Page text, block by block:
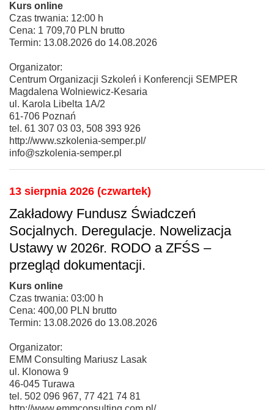
Kurs online
Czas trwania: 12:00 h
Cena: 1 709,70 PLN brutto
Termin: 13.08.2026 do 14.08.2026
Organizator:
Centrum Organizacji Szkoleń i Konferencji SEMPER
Magdalena Wolniewicz-Kesaria
ul. Karola Libelta 1A/2
61-706 Poznań
tel. 61 307 03 03, 508 393 926
http://www.szkolenia-semper.pl/
info@szkolenia-semper.pl
13 sierpnia 2026 (czwartek)
Zakładowy Fundusz Świadczeń
Socjalnych. Deregulacje. Nowelizacja
Ustawy w 2026r. RODO a ZFŚS –
przegląd dokumentacji.
Kurs online
Czas trwania: 03:00 h
Cena: 400,00 PLN brutto
Termin: 13.08.2026 do 13.08.2026
Organizator:
EMM Consulting Mariusz Lasak
ul. Klonowa 9
46-045 Turawa
tel. 502 096 967, 77 421 74 81